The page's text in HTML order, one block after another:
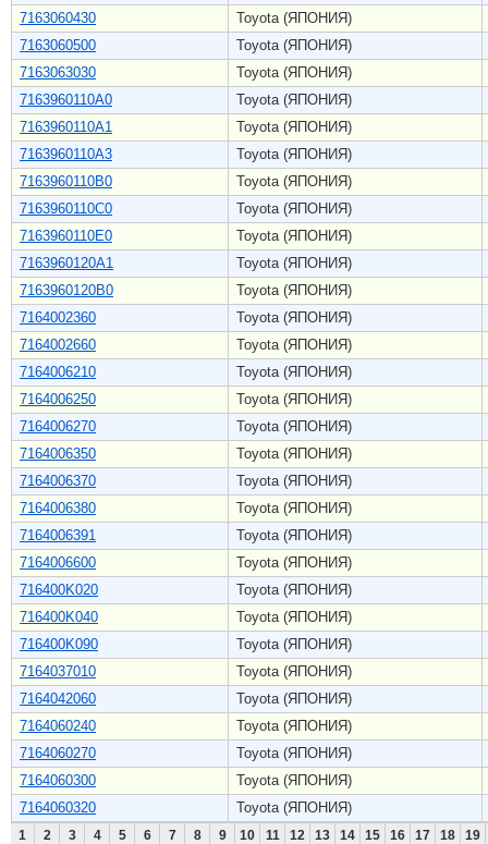
7163060430
Toyota (ЯПОНИЯ)
7163060500
Toyota (ЯПОНИЯ)
7163063030
Toyota (ЯПОНИЯ)
7163960110A0
Toyota (ЯПОНИЯ)
7163960110A1
Toyota (ЯПОНИЯ)
7163960110A3
Toyota (ЯПОНИЯ)
7163960110B0
Toyota (ЯПОНИЯ)
7163960110C0
Toyota (ЯПОНИЯ)
7163960110E0
Toyota (ЯПОНИЯ)
7163960120A1
Toyota (ЯПОНИЯ)
7163960120B0
Toyota (ЯПОНИЯ)
7164002360
Toyota (ЯПОНИЯ)
7164002660
Toyota (ЯПОНИЯ)
7164006210
Toyota (ЯПОНИЯ)
7164006250
Toyota (ЯПОНИЯ)
7164006270
Toyota (ЯПОНИЯ)
7164006350
Toyota (ЯПОНИЯ)
7164006370
Toyota (ЯПОНИЯ)
7164006380
Toyota (ЯПОНИЯ)
7164006391
Toyota (ЯПОНИЯ)
7164006600
Toyota (ЯПОНИЯ)
716400K020
Toyota (ЯПОНИЯ)
716400K040
Toyota (ЯПОНИЯ)
716400K090
Toyota (ЯПОНИЯ)
7164037010
Toyota (ЯПОНИЯ)
7164042060
Toyota (ЯПОНИЯ)
7164060240
Toyota (ЯПОНИЯ)
7164060270
Toyota (ЯПОНИЯ)
7164060300
Toyota (ЯПОНИЯ)
7164060320
Toyota (ЯПОНИЯ)
1 2 3 4 5 6 7 8 9 10 11 12 13 14 15 16 17 18
19